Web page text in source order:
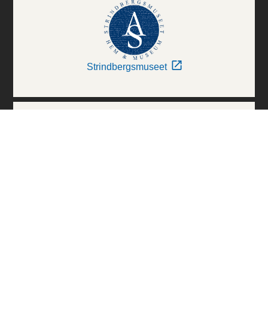
Strindbergsmuseet